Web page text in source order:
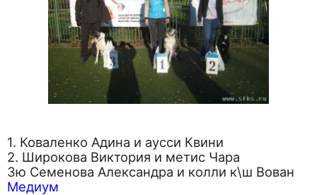
1. Коваленко Адина и аусси Квини
2. Широкова Виктория и метис Чара
3ю Семенова Александра и колли к\ш Вован
Медиум